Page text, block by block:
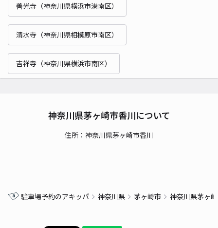
善光寺（神奈川県横浜市港南区）
清水寺（神奈川県相模原市南区）
吉祥寺（神奈川県横浜市南区）
神奈川県茅ヶ崎市香川について
住所：神奈川県茅ヶ崎市香川
駐車場予約のアキッパ 神奈川県 茅ヶ崎市 神奈川県茅ヶ